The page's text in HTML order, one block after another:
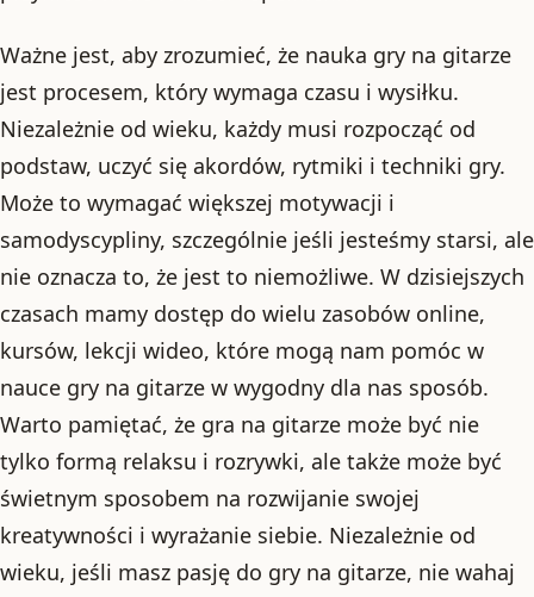
Ważne jest, aby zrozumieć, że nauka gry na gitarze
jest procesem, który wymaga czasu i wysiłku.
Niezależnie od wieku, każdy musi rozpocząć od
podstaw, uczyć się akordów, rytmiki i techniki gry.
Może to wymagać większej motywacji i
samodyscypliny, szczególnie jeśli jesteśmy starsi, ale
nie oznacza to, że jest to niemożliwe. W dzisiejszych
czasach mamy dostęp do wielu zasobów online,
kursów, lekcji wideo, które mogą nam pomóc w
nauce gry na gitarze w wygodny dla nas sposób.
Warto pamiętać, że gra na gitarze może być nie
tylko formą relaksu i rozrywki, ale także może być
świetnym sposobem na rozwijanie swojej
kreatywności i wyrażanie siebie. Niezależnie od
wieku, jeśli masz pasję do gry na gitarze, nie wahaj